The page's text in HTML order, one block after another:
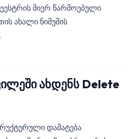
მიერ წარმოებული
ახალი ნიმუშის
ახდენს Delete
დამატება